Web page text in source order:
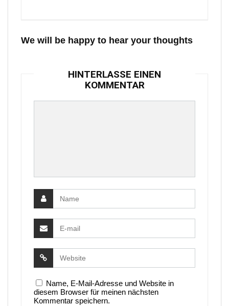
We will be happy to hear your thoughts
HINTERLASSE EINEN
KOMMENTAR
Name, E-Mail-Adresse und Website in
diesem Browser für meinen nächsten
Kommentar speichern.